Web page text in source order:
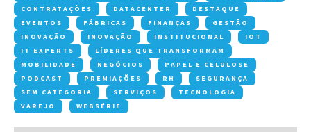
CONTRATAÇÕES
DATACENTER
DESTAQUE
EVENTOS
FÁBRICAS FINANÇAS
GESTÃO
INOVAÇÃO
INOVAÇÃO INSTITUCIONAL
IOT
IT EXPERTS
LÍDERES QUE TRANSFORMAM
MOBILIDADE
NEGÓCIOS
PAPEL E CELULOSE
PODCAST
PREMIAÇÕES RH
SEGURANÇA
SEM CATEGORIA
SERVIÇOS
TECNOLOGIA
VAREJO
WEBSÉRIE